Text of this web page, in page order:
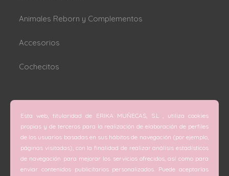
Animales Reborn y Complementos
Accesorios
Cochecitos
C/ San Vicente Mártir nº 74 (Valencia).
C/ Doctor Melis nº 6 (Grao de Gandía).
Teléfono
Esta web, titularidad de ERIKA MUÑECAS, S.L , utiliza cookies
propias y de terceros para la realización de elaboración de perfiles
de los usuarios basadas en sus hábitos de navegación (por ejemplo,
páginas visitadas), con la finalidad de realizar análisis estadísticos
de navegación para mejorar los servicios ofrecidos, así como para
enviar contenidos publicitarios personalizados. Puede aceptarlas